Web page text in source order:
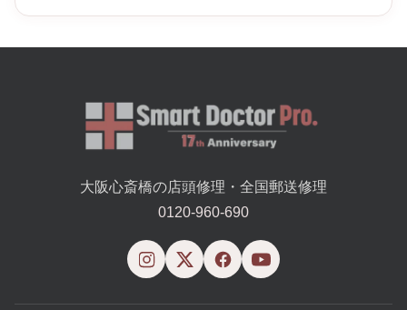
大阪心斎橋の店頭修理・全国郵送修理
0120-960-690